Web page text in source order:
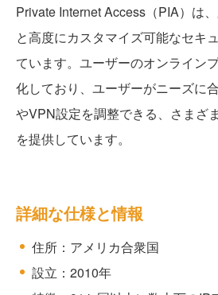
Private Internet Access（PIA）は
と高度にカスタマイズ可能なセキ
ています。ユーザーのオンライン
化しており、ユーザーがニーズに
やVPN設定を調整できる、さまざ
を提供しています。
詳細な仕様と情報
住所：アメリカ合衆国
設立：2010年